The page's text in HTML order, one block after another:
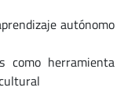
autónomo
como herramienta